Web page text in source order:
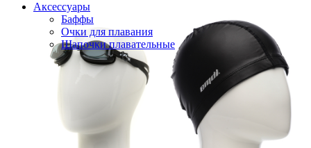
Аксессуары
Баффы
Очки для плавания
Шапочки плавательные